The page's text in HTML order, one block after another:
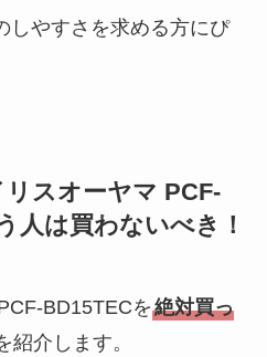
しやすさを求める方にぴ
リスオーヤマ PCF-
人は買わないべき！
BD15TECを絶対買っ
紹介します。